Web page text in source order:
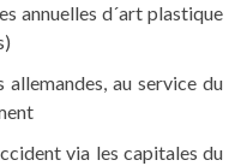
d´art plastique
au service du
via les capitales du